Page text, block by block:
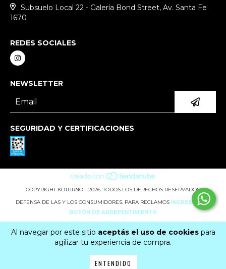
Al navegar por este sitio aceptás el uso de cookiespara
agilizar tu experiencia de compra.
ENTENDIDO
Subsuelo Local 22 - Galería Bond Street, Av. Santa Fe
1670
REDES SOCIALES
NEWSLETTER
SEGURIDAD Y CERTIFICACIONES
COPYRIGHT KOTURNO - 2026. TODOS LOS DERECHOS RESERVADOS.
DEFENSA DE LAS Y LOS CONSUMIDORES. PARA RECLAMOS INGRESÁ ACÁ.
BOTÓN DE ARREPENTIMIENTO